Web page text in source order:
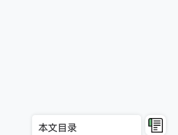
本文目录